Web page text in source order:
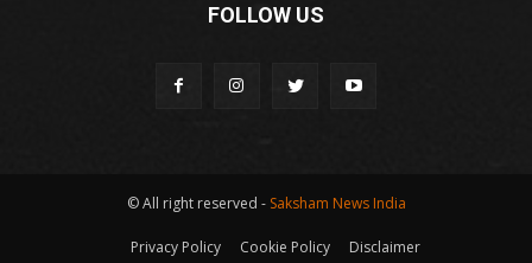
FOLLOW US
© All right reserved - Saksham News India
Privacy Policy Cookie Policy Disclaimer